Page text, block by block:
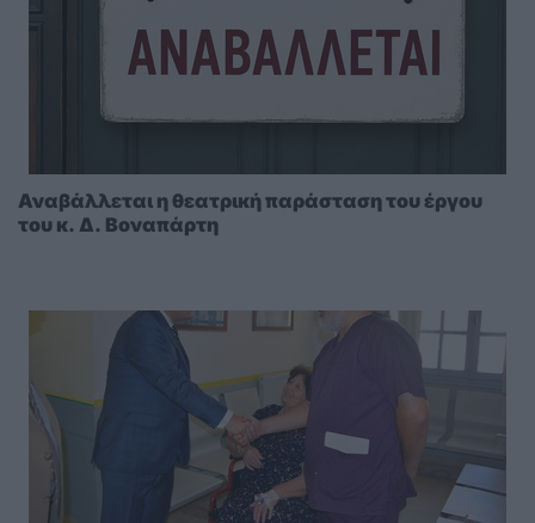
Αναβάλλεται η θεατρική παράσταση του έργου
του κ. Δ. Βοναπάρτη